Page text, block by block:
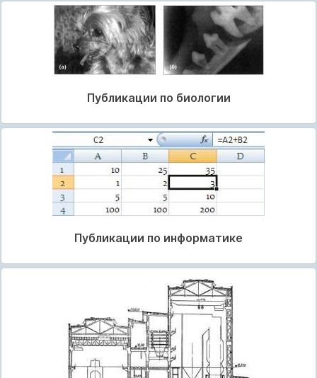
Публикации по биологии
Публикации по информатике